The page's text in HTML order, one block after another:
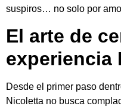
suspiros… no solo por
El arte de
experiencia
Desde el primer paso
Nicoletta no busca